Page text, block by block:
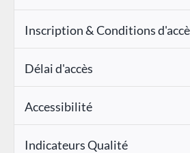
Inscription & Conditions
Délai d'accès
Accessibilité
Indicateurs Qualité